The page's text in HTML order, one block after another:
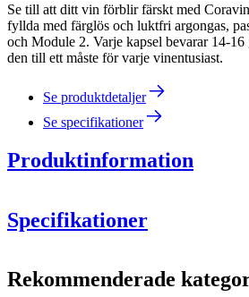
Se till att ditt vin förblir färskt med
fyllda med färglös och luktfri argongas,
och Module 2. Varje kapsel bevarar 14-
den till ett måste för varje vinentusiast.
Se produktdetaljer
Se specifikationer
Produktinformation
Specifikationer
Produktnummer410006
Rekommenderade